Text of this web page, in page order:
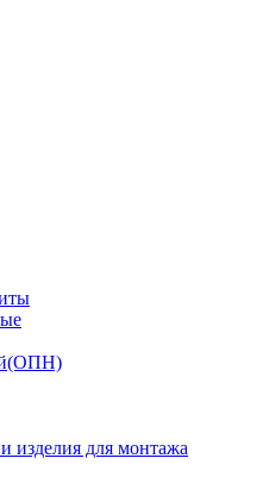
изделия для монтажа